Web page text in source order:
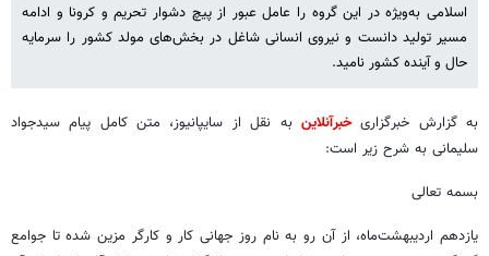
اسلامی به‌ویژه در این گروه را عامل عبور از پیچ دشوار تحریم و کرونا و ادامه
مسیر تولید دانست و نیروی انسانی شاغل در بخش‌های مولد کشور را سرمایه
حال و آینده کشور نامید.
به گزارش خبرگزاریخبرآنلاین به نقل از سایپانیوز، متن کامل پیام سیدجواد
سلیمانی به شرح زیر است:
بسمه تعالی
یازدهم اردیبهشت‌ماه، از آن ­رو به نام روز جهانی کار و کارگر مزین شده تا جوامع